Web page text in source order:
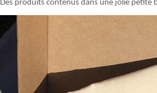
Des produits contenus dans une jolie petite